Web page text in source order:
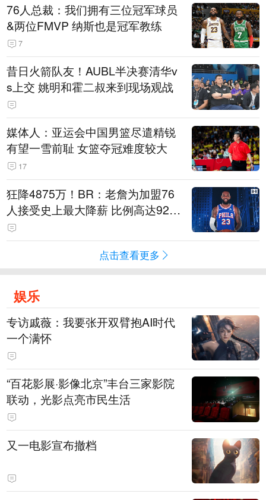
76人总裁：我们拥有三位冠军球员
&两位FMVP 纳斯也是冠军教练
7
昔日火箭队友！AUBL半决赛清华v
s上交 姚明和霍二叔来到现场观战
媒体人：亚运会中国男篮尽遣精锐
有望一雪前耻 女篮夺冠难度较大
17
狂降4875万！BR：老詹为加盟76
人接受史上最大降薪 比例高达92.
6%
点击查看更多
娱乐
专访戚薇：我要张开双臂抱AI时代
一个满怀
“百花影展·影像北京”丰台三家影院
联动，光影点亮市民生活
又一电影宣布撤档